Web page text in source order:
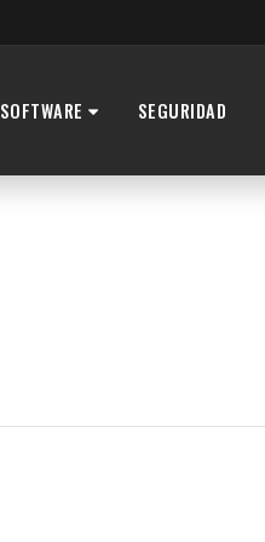
SOFTWARE SEGURIDAD